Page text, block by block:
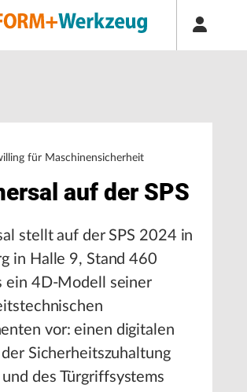
für Maschinensicherheit
auf der SPS
stellt auf der SPS 2024 in
in Halle 9, Stand 460
ein 4D-Modell seiner
vor: einen digitalen
Sicherheitszuhaltung
des Türgriffsystems